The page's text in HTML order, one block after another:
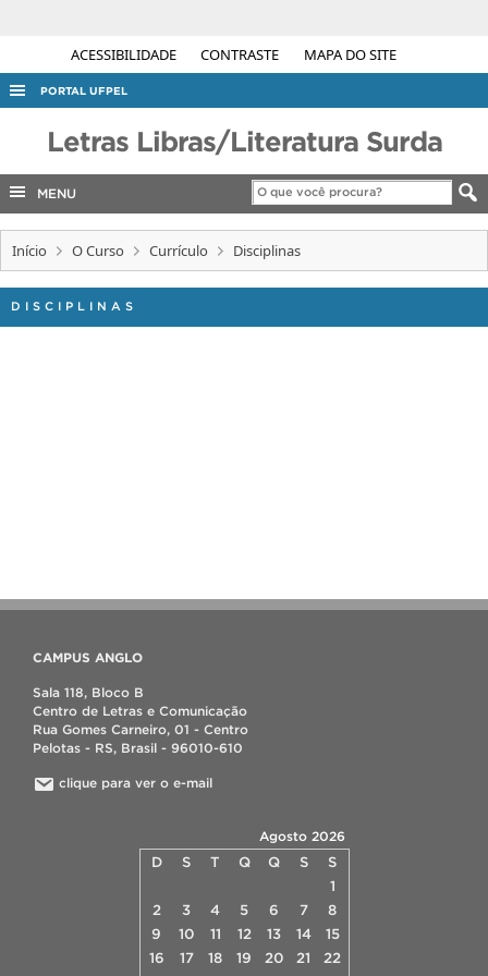
ACESSIBILIDADE CONTRASTE MAPA DO SITE
PORTAL UFPEL
COBALTO
INTERNACIONAL
Letras Libras/Literatura Surda
MENU
Início O Curso Currículo Disciplinas
DISCIPLINAS
CAMPUS ANGLO
Sala 118, Bloco B
Centro de Letras e Comunicação
Rua Gomes Carneiro, 01 - Centro
Pelotas - RS, Brasil - 96010-610
clique para ver o e-mail
Agosto 2026
D S T Q Q S
S
1
2
3 4 5 6 7
8
9
10 11 12 13 14
15
16
17 18 19 20 21
22